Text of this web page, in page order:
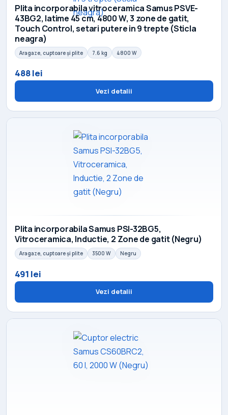
Plita incorporabila vitroceramica Samus PSVE-
43BG2, latime 45 cm, 4800 W, 3 zone de gatit,
Touch Control, setari putere in 9 trepte (Sticla
neagra)
Aragaze, cuptoare și plite 7.6 kg 4800 W
488 lei
Vezi detalii
Plita incorporabila Samus PSI-32BG5,
Vitroceramica, Inductie, 2 Zone de gatit (Negru)
Aragaze, cuptoare și plite 3500 W Negru
491 lei
Vezi detalii